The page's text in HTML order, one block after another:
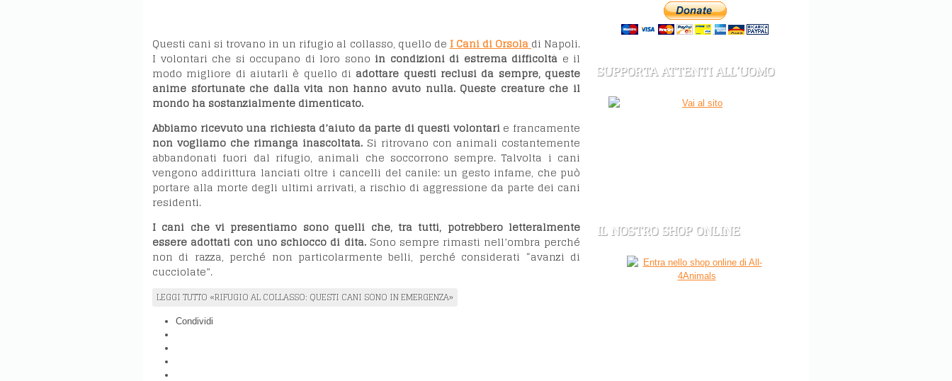
Questi cani si trovano in un rifugio al collasso, quello deI Cani di Orsoladi Napoli.
I volontari che si occupano di loro sono in condizioni di estrema difficoltà e il
modo migliore di aiutarli è quello di adottare questi reclusi da sempre, queste
anime sfortunate che dalla vita non hanno avuto nulla. Queste creature che il
mondo ha sostanzialmente dimenticato.
Abbiamo ricevuto una richiesta d’aiuto da parte di questi volontarie francamente
non vogliamo che rimanga inascoltata. Si ritrovano con animali costantemente
abbandonati fuori dal rifugio, animali che soccorrono sempre. Talvolta i cani
vengono addirittura lanciati oltre i cancelli del canile: un gesto infame, che può
portare alla morte degli ultimi arrivati, a rischio di aggressione da parte dei cani
residenti.
I cani che vi presentiamo sono quelli che, tra tutti, potrebbero letteralmente
essere adottati con uno schiocco di dita.Sono sempre rimasti nell’ombra perché
non di razza, perché non particolarmente belli, perché considerati “avanzi di
cucciolate”.
LEGGI TUTTO «RIFUGIO AL COLLASSO: QUESTI CANI SONO IN EMERGENZA»
Condividi
SUPPORTA ATTENTI ALL’UOMO
IL NOSTRO SHOP ONLINE